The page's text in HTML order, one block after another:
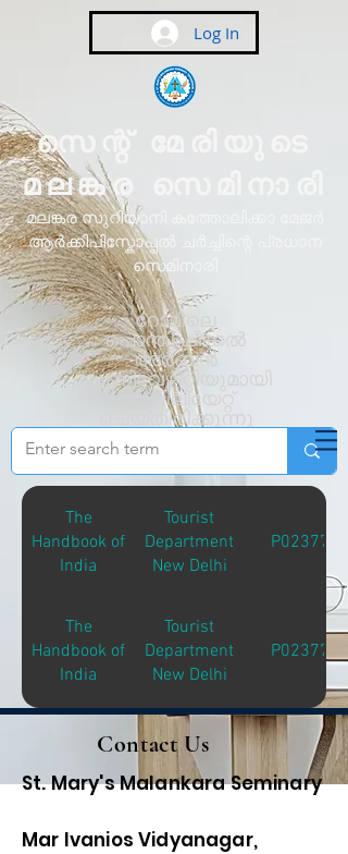
Log In
സെന്റ് മേരിയുടെ
മലങ്കര സെമിനാരി
മലങ്കര സുറിയാനി കത്തോലിക്കാ മേജർ
ആർക്കിപിസ്കോപ്പൽ ചർച്ചിന്റെ പ്രധാന
സെമിനാരി
റോമിലെ
പൊന്തിഫിക്കൽ
അർബൻ
യൂണിവേഴ്സിറ്റിയുമായി
അഫിലിയേറ്റ്
ചെയ്തിരിക്കുന്നു
The
Handbook of
India
Tourist
Department
New Delhi
P02377
The
Handbook of
India
Tourist
Department
New Delhi
P02377
Contact Us
St. Mary's Malankara Seminary
Mar Ivanios Vidyanagar,